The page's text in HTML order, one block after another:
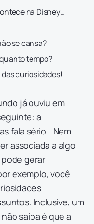
na Disney…
se cansa?
tempo?
curiosidades!
já ouviu em
a
fala sério… Nem
associada a algo
gerar
exemplo, você
Inclusive, um
saiba é que a